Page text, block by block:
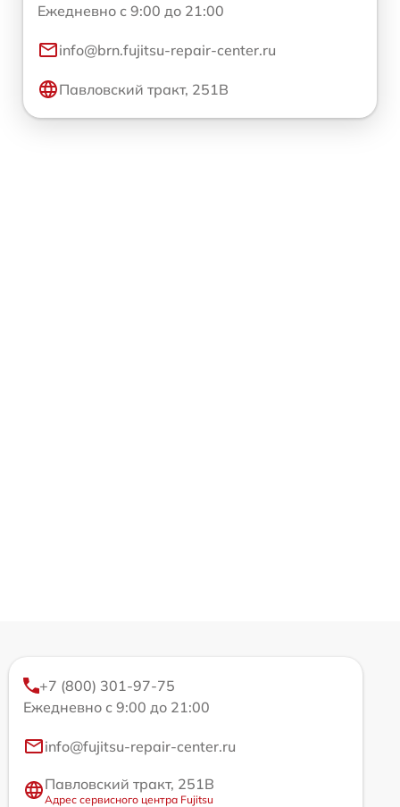
Ежедневно с 9:00 до 21:00
info@brn.fujitsu-repair-center.ru
Павловский тракт, 251В
+7 (800) 301-97-75
Ежедневно с 9:00 до 21:00
info@fujitsu-repair-center.ru
Павловский тракт, 251В
Адрес сервисного центра Fujitsu